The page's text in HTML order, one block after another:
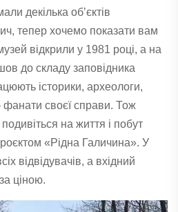
декілька обʼєктів
тепер хочемо показати вам
відкрили у 1981 році, а на
до складу заповідника
історики, археологи,
своєї справи. Тож
на життя і побут
«Рідна Галичина». У
відвідувачів, а вхідний
ціною.